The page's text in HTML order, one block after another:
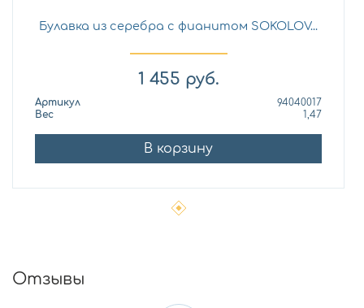
Булавка из серебра с фианитом SOKOLOV...
1 455 руб.
Артикул
94040017
Вес
1,47
В корзину
Отзывы